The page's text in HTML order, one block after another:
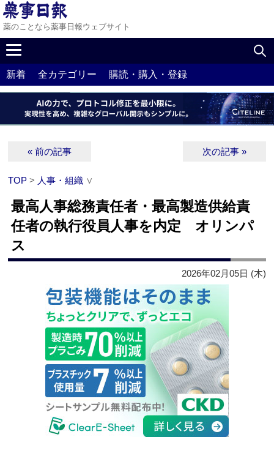
薬のことなら薬事日報ウェブサイト
新着 全カテゴリー 購読・購入・登録
« 前の記事 次の記事 »
TOP > 人事・組織 ∨
最高人事総務責任者・最高製造供給責
任者の執行役員人事を内定 オリンパ
ス
2026年02月05日 (木)